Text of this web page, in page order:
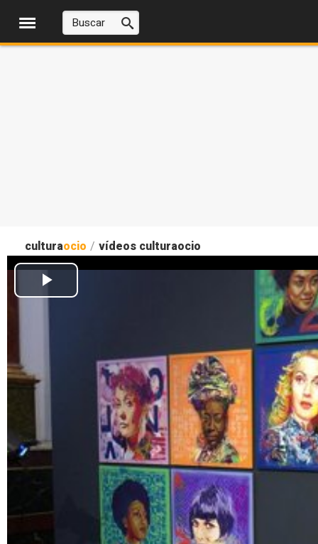
culturaocio / vídeos culturaocio